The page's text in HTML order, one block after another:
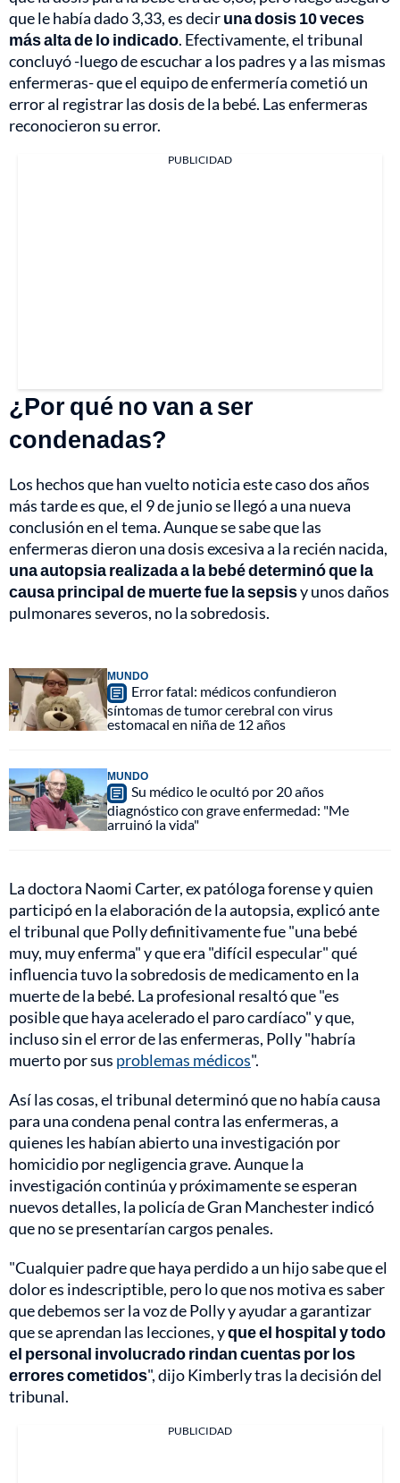
que le había dado 3,33, es deciruna dosis 10 veces
más alta de lo indicado. Efectivamente, el tribunal
concluyó -luego de escuchar a los padres y a las mismas
enfermeras- que el equipo de enfermería cometió un
error al registrar las dosis de la bebé. Las enfermeras
reconocieron su error.
PUBLICIDAD
¿Por qué no van a ser
condenadas?
Los hechos que han vuelto noticia este caso dos años
más tarde es que, el 9 de junio se llegó a una nueva
conclusión en el tema. Aunque se sabe que las
enfermeras dieron una dosis excesiva a la recién nacida,
una autopsia realizada a la bebé determinó que la
causa principal de muerte fue la sepsisy unos daños
pulmonares severos, no la sobredosis.
MUNDO
Error fatal: médicos confundieron
síntomas de tumor cerebral con virus
estomacal en niña de 12 años
MUNDO
Su médico le ocultó por 20 años
diagnóstico con grave enfermedad: "Me
arruinó la vida"
La doctora Naomi Carter, ex patóloga forense y quien
participó en la elaboración de la autopsia, explicó ante
el tribunal que Polly definitivamente fue "una bebé
muy, muy enferma" y que era "difícil especular" qué
influencia tuvo la sobredosis de medicamento en la
muerte de la bebé. La profesional resaltó que "es
posible que haya acelerado el paro cardíaco" y que,
incluso sin el error de las enfermeras, Polly "habría
muerto por sus problemas médicos".
Así las cosas, el tribunal determinó que no había causa
para una condena penal contra las enfermeras, a
quienes les habían abierto una investigación por
homicidio por negligencia grave. Aunque la
investigación continúa y próximamente se esperan
nuevos detalles, la policía de Gran Manchester indicó
que no se presentarían cargos penales.
"Cualquier padre que haya perdido a un hijo sabe que el
dolor es indescriptible, pero lo que nos motiva es saber
que debemos ser la voz de Polly y ayudar a garantizar
que se aprendan las lecciones, yque el hospital y todo
el personal involucrado rindan cuentas por los
errores cometidos", dijo Kimberly tras la decisión del
tribunal.
PUBLICIDAD